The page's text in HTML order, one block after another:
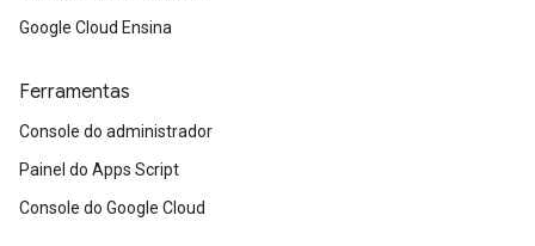
Google Cloud Ensina
Ferramentas
Console do administrador
Painel do Apps Script
Console do Google Cloud